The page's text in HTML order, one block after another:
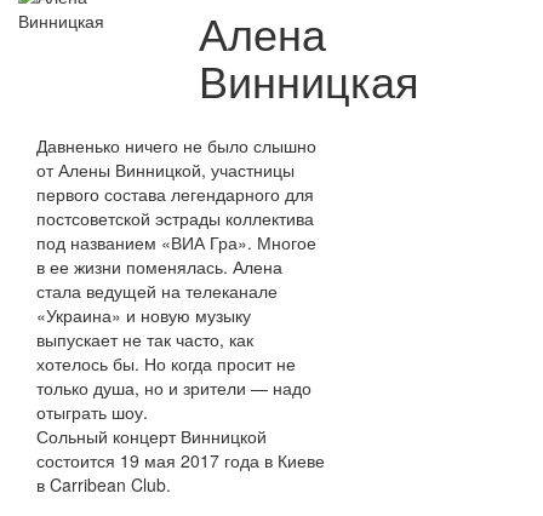
Алена
Винницкая
Давненько ничего не было слышно
от Алены Винницкой, участницы
первого состава легендарного для
постсоветской эстрады коллектива
под названием «ВИА Гра». Многое
в ее жизни поменялась. Алена
стала ведущей на телеканале
«Украина» и новую музыку
выпускает не так часто, как
хотелось бы. Но когда просит не
только душа, но и зрители — надо
отыграть шоу.
Сольный концерт Винницкой
состоится 19 мая 2017 года в Киеве
в Carribean Club.